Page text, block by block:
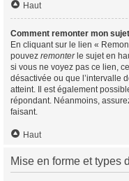
Haut
Comment remonter mon
En cliquant sur le lien «
pouvez remonterle sujet en
si vous ne voyez pas ce lien,
désactivée ou que l’intervalle
atteint. Il est également
répondant. Néanmoins,
faisant.
Haut
Mise en forme et types